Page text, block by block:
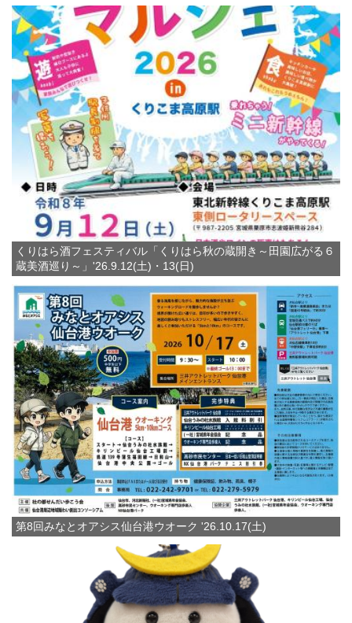
くりはら酒フェスティバル「くりはら秋の蔵開き～田園広がる６
蔵美酒巡り～」'26.9.12(土)・13(日)
第8回みなとオアシス仙台港ウオーク '26.10.17(土)